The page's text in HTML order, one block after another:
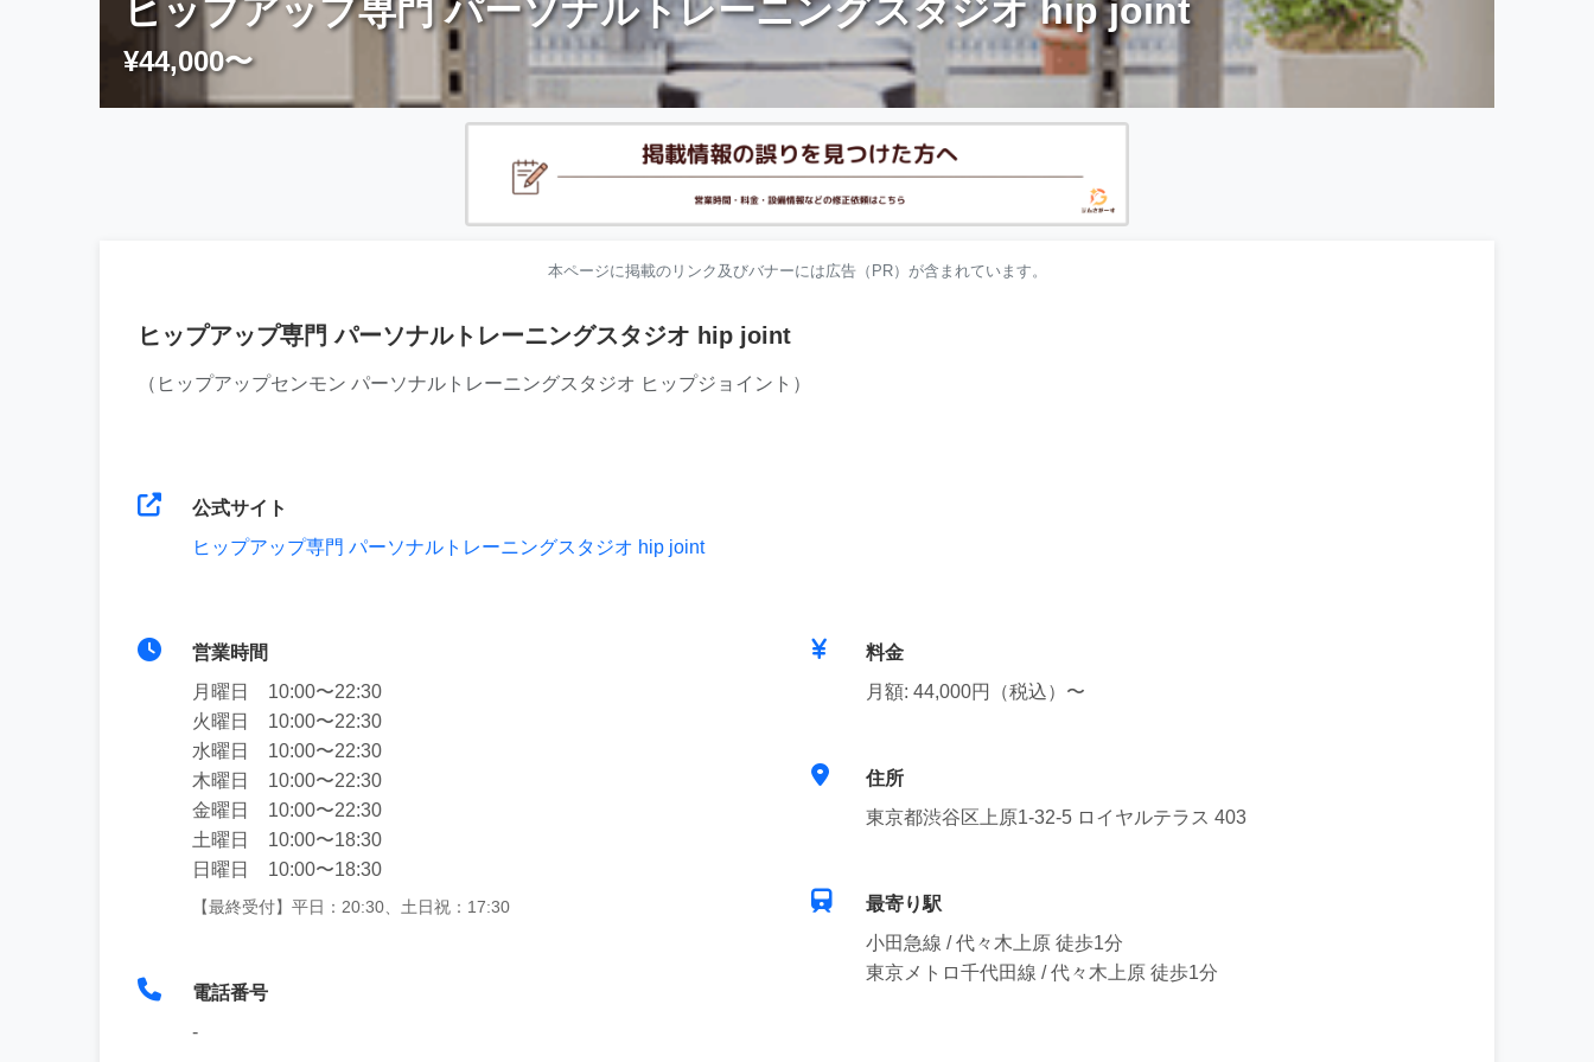
ヒップアップ専門 パーソナルトレーニングスタジオ hip joint
¥44,000〜
本ページに掲載のリンク及びバナーには広告（PR）が含まれています。
ヒップアップ専門 パーソナルトレーニングスタジオ hip joint
（ヒップアップセンモン パーソナルトレーニングスタジオ ヒップジョイント）
公式サイト
ヒップアップ専門 パーソナルトレーニングスタジオ hip joint
営業時間
月曜日 10:00〜22:30
火曜日 10:00〜22:30
水曜日 10:00〜22:30
木曜日 10:00〜22:30
金曜日 10:00〜22:30
土曜日 10:00〜18:30
日曜日 10:00〜18:30
【最終受付】平日：20:30、土日祝：17:30
電話番号
-
料金
月額: 44,000円（税込）〜
住所
東京都渋谷区上原1-32-5 ロイヤルテラス 403
最寄り駅
小田急線 / 代々木上原 徒歩1分
東京メトロ千代田線 / 代々木上原 徒歩1分